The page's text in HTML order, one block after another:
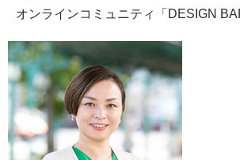
オンラインコミュニティ「DESIGN